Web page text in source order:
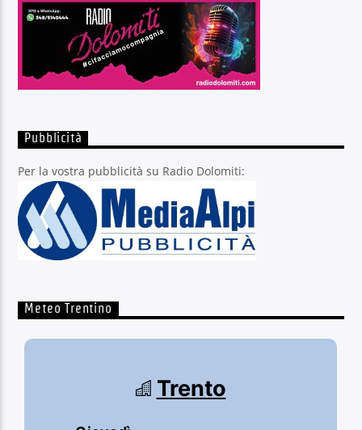
Pubblicità
Per la vostra pubblicità su Radio Dolomiti:
Meteo Trentino